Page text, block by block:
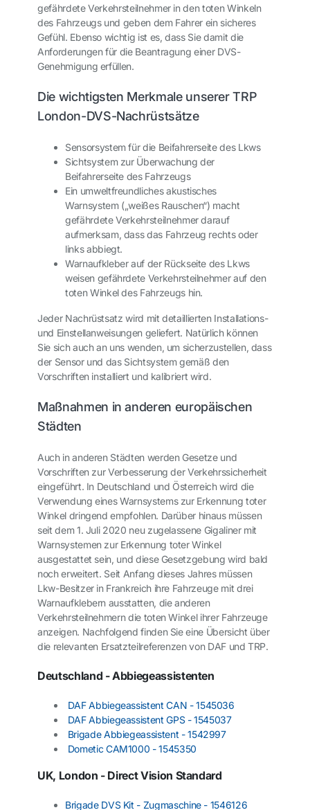
gefährdete Verkehrsteilnehmer in den toten Winkeln
des Fahrzeugs und geben dem Fahrer ein sicheres
Gefühl. Ebenso wichtig ist es, dass Sie damit die
Anforderungen für die Beantragung einer DVS-
Genehmigung erfüllen.
Die wichtigsten Merkmale unserer TRP
London-DVS-Nachrüstsätze
Sensorsystem für die Beifahrerseite des Lkws
Sichtsystem zur Überwachung der
Beifahrerseite des Fahrzeugs
Ein umweltfreundliches akustisches
Warnsystem („weißes Rauschen“) macht
gefährdete Verkehrsteilnehmer darauf
aufmerksam, dass das Fahrzeug rechts oder
links abbiegt.
Warnaufkleber auf der Rückseite des Lkws
weisen gefährdete Verkehrsteilnehmer auf den
toten Winkel des Fahrzeugs hin.
Jeder Nachrüstsatz wird mit detaillierten Installations-
und Einstellanweisungen geliefert. Natürlich können
Sie sich auch an uns wenden, um sicherzustellen, dass
der Sensor und das Sichtsystem gemäß den
Vorschriften installiert und kalibriert wird.
Maßnahmen in anderen europäischen
Städten
Auch in anderen Städten werden Gesetze und
Vorschriften zur Verbesserung der Verkehrssicherheit
eingeführt. In Deutschland und Österreich wird die
Verwendung eines Warnsystems zur Erkennung toter
Winkel dringend empfohlen. Darüber hinaus müssen
seit dem 1. Juli 2020 neu zugelassene Gigaliner mit
Warnsystemen zur Erkennung toter Winkel
ausgestattet sein, und diese Gesetzgebung wird bald
noch erweitert. Seit Anfang dieses Jahres müssen
Lkw-Besitzer in Frankreich ihre Fahrzeuge mit drei
Warnaufklebern ausstatten, die anderen
Verkehrsteilnehmern die toten Winkel ihrer Fahrzeuge
anzeigen. Nachfolgend finden Sie eine Übersicht über
die relevanten Ersatzteilreferenzen von DAF und TRP.
Deutschland - Abbiegeassistenten
DAF Abbiegeassistent CAN - 1545036
DAF Abbiegeassistent GPS - 1545037
Brigade Abbiegeassistent - 1542997
Dometic CAM1000 - 1545350
UK, London - Direct Vision Standard
Brigade DVS Kit - Zugmaschine - 1546126